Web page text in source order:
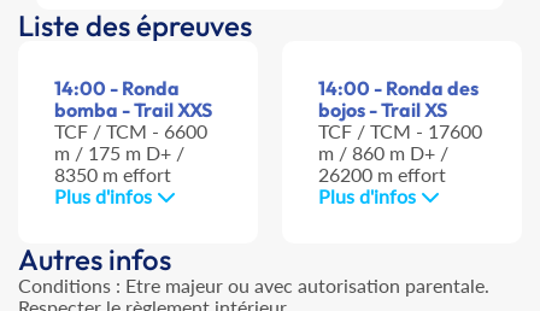
Liste des épreuves
14:00 - Ronda
bomba - Trail XXS
TCF / TCM - 6600
m / 175 m D+ /
8350 m effort
Plus d'infos
14:00 - Ronda des
bojos - Trail XS
TCF / TCM - 17600
m / 860 m D+ /
26200 m effort
Plus d'infos
Autres infos
Conditions : Etre majeur ou avec autorisation parentale.